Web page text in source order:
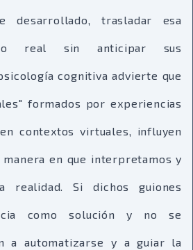
desarrollado, trasladar esa
real sin anticipar sus
cognitiva advierte que
formados por experiencias
contextos virtuales, influyen
en que interpretamos y
realidad. Si dichos guiones
como solución y no se
a automatizarse y a guiar la